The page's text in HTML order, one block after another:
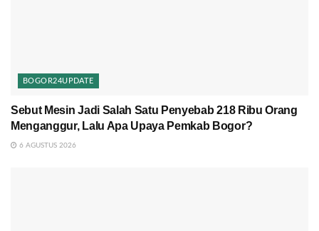
BOGOR24UPDATE
Sebut Mesin Jadi Salah Satu Penyebab 218 Ribu Orang
Menganggur, Lalu Apa Upaya Pemkab Bogor?
6 AGUSTUS 2026